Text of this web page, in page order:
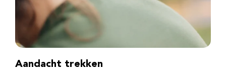
Aandacht trekken